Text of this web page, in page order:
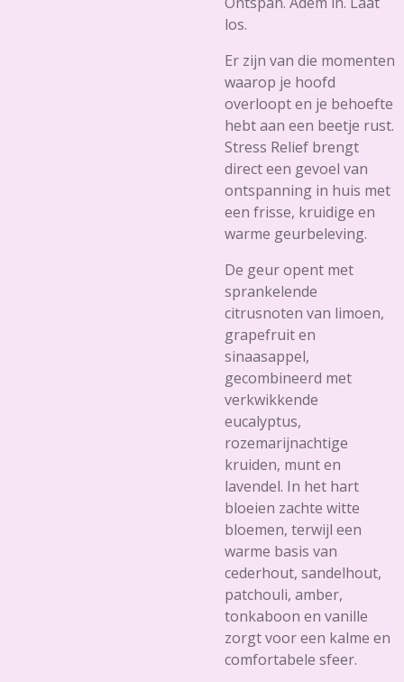
los.
Er zijn van die momenten
waarop je hoofd
overloopt en je behoefte
hebt aan een beetje rust.
Stress Relief brengt
direct een gevoel van
ontspanning in huis met
een frisse, kruidige en
warme geurbeleving.
De geur opent met
sprankelende
citrusnoten van limoen,
grapefruit en
sinaasappel,
gecombineerd met
verkwikkende
eucalyptus,
rozemarijnachtige
kruiden, munt en
lavendel. In het hart
bloeien zachte witte
bloemen, terwijl een
warme basis van
cederhout, sandelhout,
patchouli, amber,
tonkaboon en vanille
zorgt voor een kalme en
comfortabele sfeer.